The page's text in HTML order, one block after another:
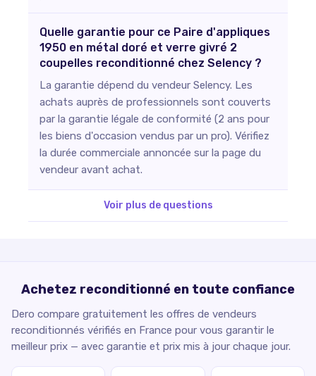
Quelle garantie pour ce Paire d'appliques
1950 en métal doré et verre givré 2
coupelles reconditionné chez Selency ?
La garantie dépend du vendeur Selency. Les
achats auprès de professionnels sont couverts
par la garantie légale de conformité (2 ans pour
les biens d'occasion vendus par un pro). Vérifiez
la durée commerciale annoncée sur la page du
vendeur avant achat.
Voir plus de questions
Achetez reconditionné en toute confiance
Dero compare gratuitement les offres de vendeurs
reconditionnés vérifiés en France pour vous garantir le
meilleur prix — avec garantie et prix mis à jour chaque jour.